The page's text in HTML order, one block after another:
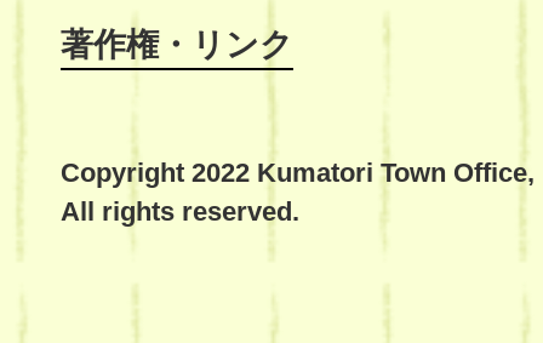
著作権・リンク
Copyright 2022 Kumatori Town Office,
All rights reserved.